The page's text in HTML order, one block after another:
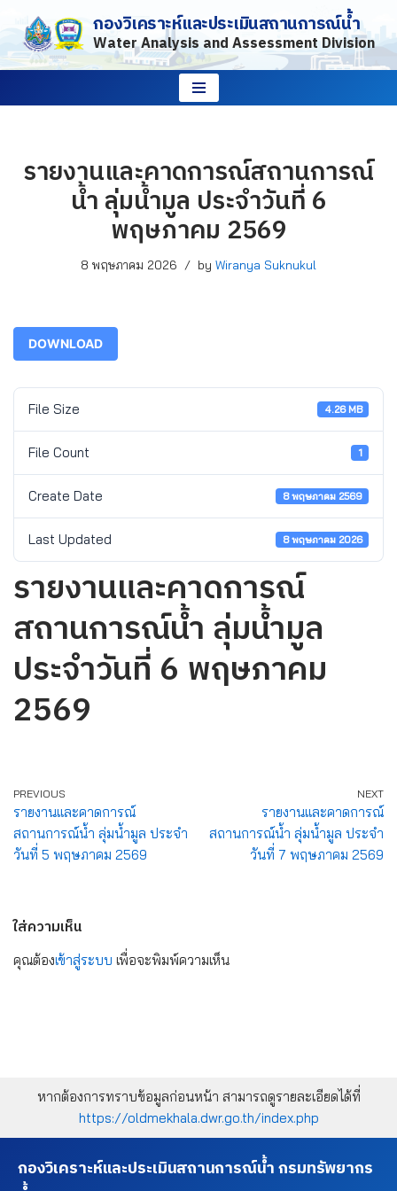
Skip
to
กองวิเคราะห์และประเมินสถานการณ์น้ำ
Water Analysis and Assessment Division
รายงานและคาดการณ์สถานการณ์
น้ำ ลุ่มน้ำมูล ประจำวันที่ 6
พฤษภาคม 2569
8 พฤษภาคม 2026 by Wiranya Suknukul
DOWNLOAD
File Size 4.26 MB
File Count 1
Create Date 8 พฤษภาคม 2569
Last Updated 8 พฤษภาคม 2026
รายงานและคาดการณ์
สถานการณ์น้ำ ลุ่มน้ำมูล
ประจำวันที่ 6 พฤษภาคม
2569
PREVIOUS
รายงานและคาดการณ์
สถานการณ์น้ำ ลุ่มน้ำมูล ประจำ
วันที่ 5 พฤษภาคม 2569
NEXT
รายงานและคาดการณ์
สถานการณ์น้ำ ลุ่มน้ำมูล ประจำ
วันที่ 7 พฤษภาคม 2569
ใส่ความเห็น
คุณต้องเข้าสู่ระบบ เพื่อจะพิมพ์ความเห็น
หากต้องการทราบข้อมูลก่อนหน้า สามารถดูรายละเอียดได้ที่
https://oldmekhala.dwr.go.th/index.php
กองวิเคราะห์และประเมินสถานการณ์น้ำ กรมทรัพยากร